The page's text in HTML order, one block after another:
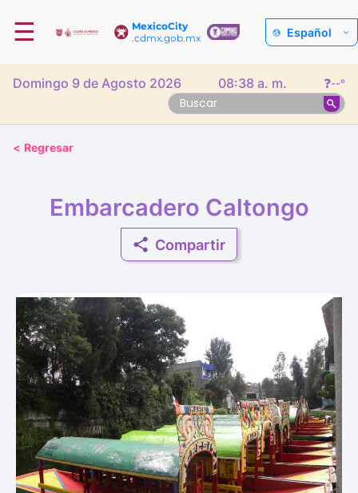
MexicoCity
.cdmx.gob.mx
☰ Español
Domingo 9 de Agosto 2026 08:38 a. m. ❓--°
< Regresar
Embarcadero Caltongo
Compartir